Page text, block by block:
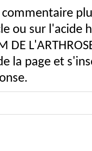
ou sur l'acide
DE
la page et